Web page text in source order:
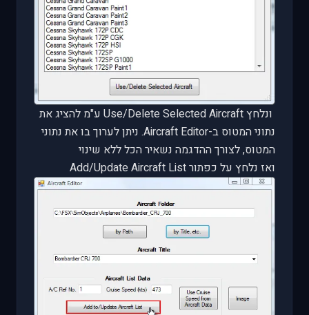
ונלחץUse/Delete Selected Aircraft ע"מ להציג את
נתוני המטוס ב-Aircraft Editor. ניתן לערוך בו את נתוני
המטוס, לצורך ההדגמה נשאיר הכל ללא שינוי
ואז נלחץ על כפתורAdd/Update Aircraft List